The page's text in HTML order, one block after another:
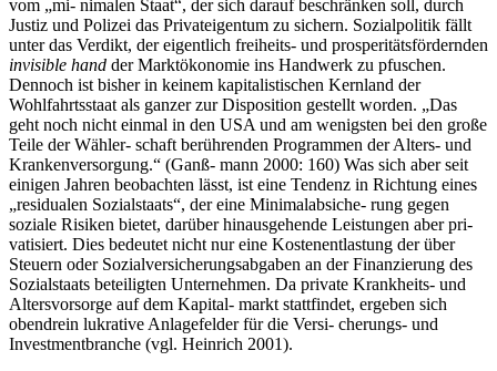
vom „mi- nimalen Staat“, der sich darauf beschränken soll, durch
Justiz und Polizei das Privateigentum zu sichern. Sozialpolitik fällt
unter das Verdikt, der eigentlich freiheits- und prosperitätsfördernden
invisible hand der Marktökonomie ins Handwerk zu pfuschen.
Dennoch ist bisher in keinem kapitalistischen Kernland der
Wohlfahrtsstaat als ganzer zur Disposition gestellt worden. „Das
geht noch nicht einmal in den USA und am wenigsten bei den große
Teile der Wähler- schaft berührenden Programmen der Alters- und
Krankenversorgung.“ (Ganß- mann 2000: 160) Was sich aber seit
einigen Jahren beobachten lässt, ist eine Tendenz in Richtung eines
„residualen Sozialstaats“, der eine Minimalabsiche- rung gegen
soziale Risiken bietet, darüber hinausgehende Leistungen aber pri-
vatisiert. Dies bedeutet nicht nur eine Kostenentlastung der über
Steuern oder Sozialversicherungsabgaben an der Finanzierung des
Sozialstaats beteiligten Unternehmen. Da private Krankheits- und
Altersvorsorge auf dem Kapital- markt stattfindet, ergeben sich
obendrein lukrative Anlagefelder für die Versi- cherungs- und
Investmentbranche (vgl. Heinrich 2001).